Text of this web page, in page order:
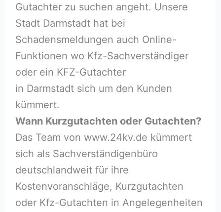
Gutachter zu suchen angeht. Unsere
Stadt Darmstadt hat bei
Schadensmeldungen auch Online-
Funktionen wo Kfz-Sachverständiger
oder ein KFZ-Gutachter
in Darmstadt sich um den Kunden
kümmert.
Wann Kurzgutachten oder Gutachten?
Das Team von www.24kv.de kümmert
sich als Sachverständigenbüro
deutschlandweit für ihre
Kostenvoranschläge, Kurzgutachten
oder Kfz-Gutachten in Angelegenheiten